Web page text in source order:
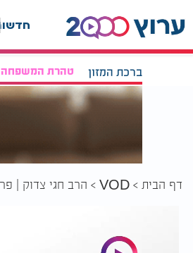
ברכת המזון טהרת המשפחה
דף הבית VOD הרב חגי צדוק |